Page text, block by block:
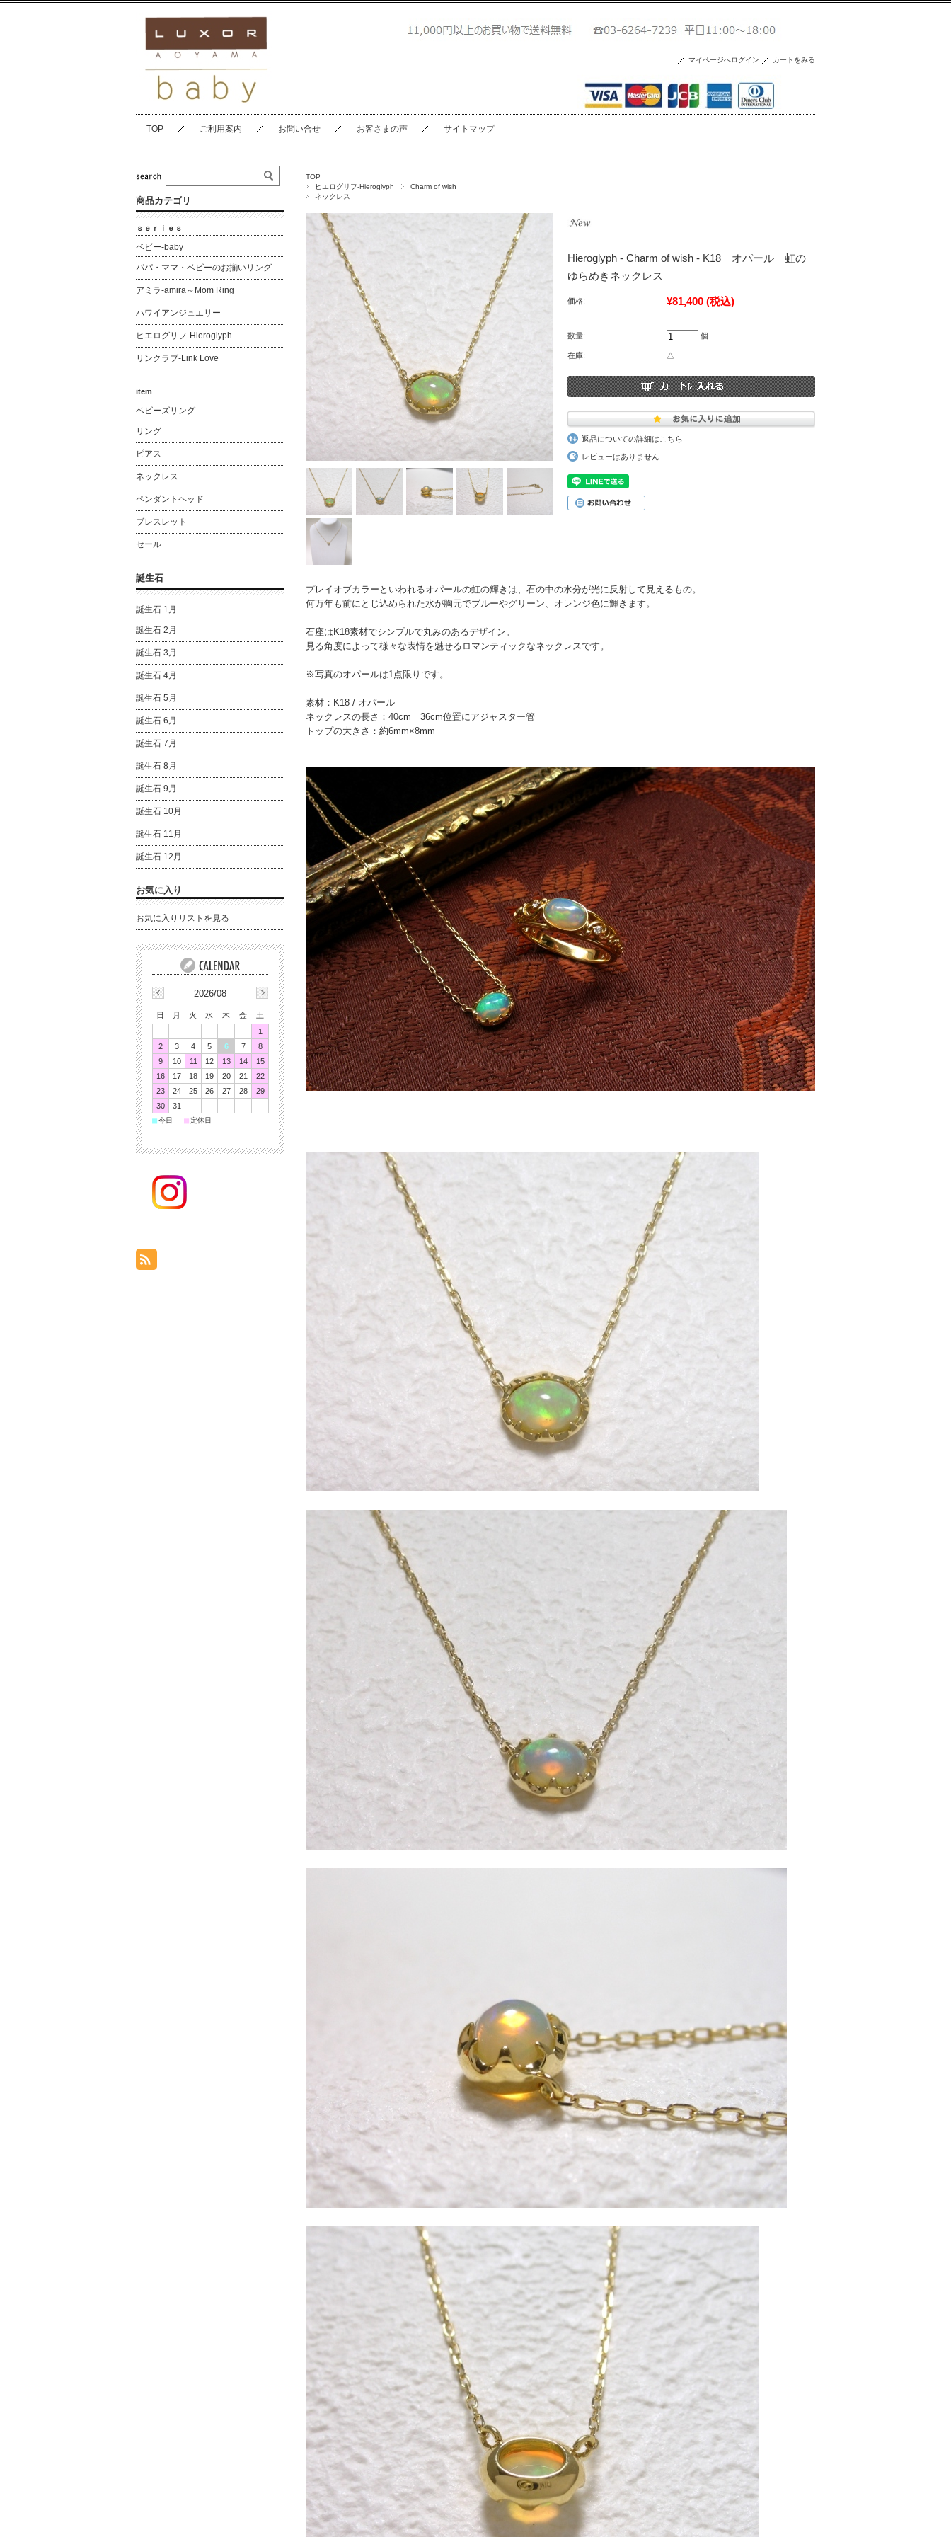
マイページへログイン カートをみる
TOP ご利用案内 お問い合せ お客さまの声 サイトマップ
TOP
ヒエログリフ-Hieroglyph
Charm of wish
ネックレス
Hieroglyph - Charm of wish - K18 オパール 虹の
ゆらめきネックレス
価格: ¥81,400 (税込)
数量: 個
在庫: △
返品についての詳細はこちら
レビューはありません
プレイオブカラーといわれるオパールの虹の輝きは、石の中の水分が光に反射して見えるもの。
何万年も前にとじ込められた水が胸元でブルーやグリーン、オレンジ色に輝きます。
石座はK18素材でシンプルで丸みのあるデザイン。
見る角度によって様々な表情を魅せるロマンティックなネックレスです。
※写真のオパールは1点限りです。
素材：K18 / オパール
ネックレスの長さ：40cm 36cm位置にアジャスター管
トップの大きさ：約6mm×8mm
商品カテゴリ
ｓｅｒｉｅｓ
ベビー-baby
パパ・ママ・ベビーのお揃いリング
アミラ-amira～Mom Ring
ハワイアンジュエリー
ヒエログリフ-Hieroglyph
リンクラブ-Link Love
item
ベビーズリング
リング
ピアス
ネックレス
ペンダントヘッド
ブレスレット
セール
誕生石
誕生石 1月
誕生石 2月
誕生石 3月
誕生石 4月
誕生石 5月
誕生石 6月
誕生石 7月
誕生石 8月
誕生石 9月
誕生石 10月
誕生石 11月
誕生石 12月
お気に入り
お気に入りリストを見る
2026/08
日 月 火 水 木 金
土
1
2
3 4 5 6 7
8
9
10 11 12 13 14
15
16
17 18 19 20 21
22
23
24 25 26 27 28
29
30
31
■今日 ■定休日